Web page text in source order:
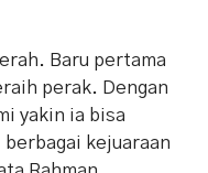
Baru pertama
perak. Dengan
yakin ia bisa
berbagai kejuaraan